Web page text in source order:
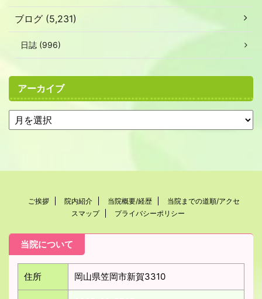
ブログ (5,231)
日誌 (996)
アーカイブ
ご挨拶 院内紹介 当院概要/経歴
当院までの道順/アクセ
スマップ
プライバシーポリシー
当院について
住所 岡山県笠岡市新賀3310